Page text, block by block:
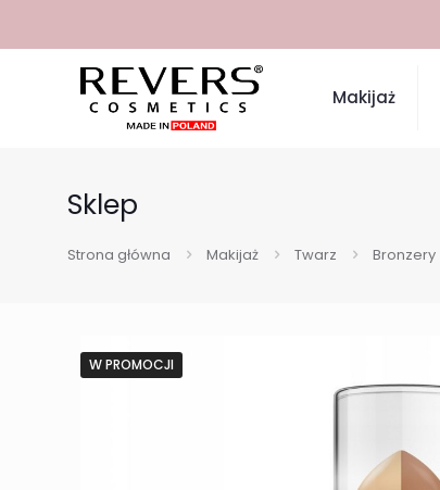
Makijaż
Sklep
Strona główna Makijaż Twarz Bronzery
W PROMOCJI